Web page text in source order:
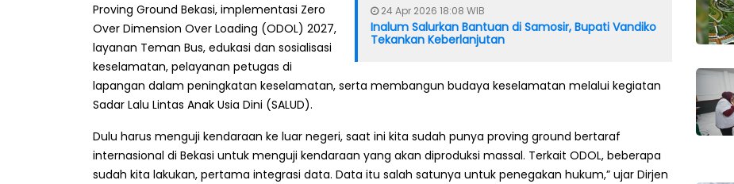
24 Apr 2026 18:08 WIB
Inalum Salurkan Bantuan di Samosir, Bupati Vandiko
Tekankan Keberlanjutan
Proving Ground Bekasi, implementasi Zero
Over Dimension Over Loading (ODOL) 2027,
layanan Teman Bus, edukasi dan sosialisasi
keselamatan, pelayanan petugas di
lapangan dalam peningkatan keselamatan, serta membangun budaya keselamatan melalui kegiatan
Sadar Lalu Lintas Anak Usia Dini (SALUD).
Dulu harus menguji kendaraan ke luar negeri, saat ini kita sudah punya proving ground bertaraf
internasional di Bekasi untuk menguji kendaraan yang akan diproduksi massal. Terkait ODOL, beberapa
sudah kita lakukan, pertama integrasi data. Data itu salah satunya untuk penegakan hukum,” ujar Dirjen